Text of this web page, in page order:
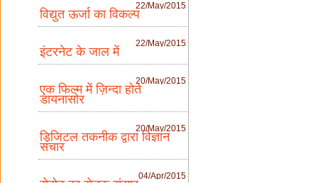
22/May/2015
विद्युत ऊर्जा का विकल्प
22/May/2015
इंटरनेट के जाल में
20/May/2015
एक फिल्म में ज़िन्दा होते
डायनासोर
20/May/2015
डिजिटल तकनीक द्वारा विज्ञान
संचार
04/Apr/2015